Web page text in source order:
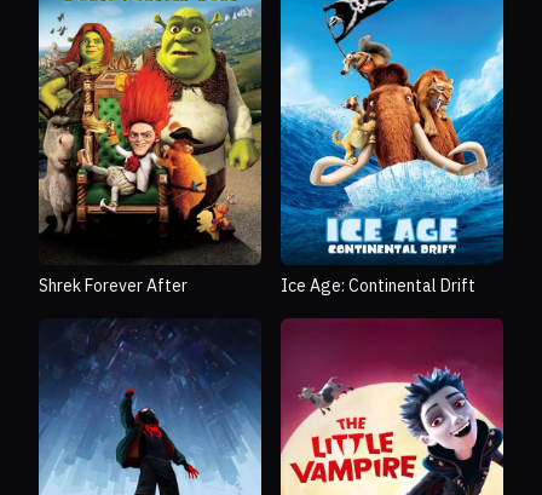
Shrek Forever After Ice Age: Continental Drift